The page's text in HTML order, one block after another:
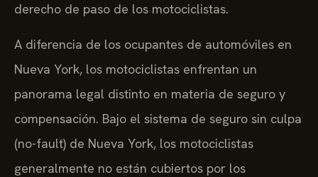
derecho de paso de los motociclistas.
A diferencia de los ocupantes de automóviles en
Nueva York, los motociclistas enfrentan un
panorama legal distinto en materia de seguro y
compensación. Bajo el sistema de seguro sin culpa
(no-fault) de Nueva York, los motociclistas
generalmente no están cubiertos por los